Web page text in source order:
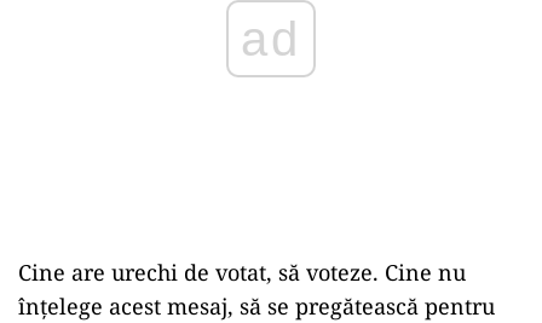
ad
Cine are urechi de votat, să voteze. Cine nu
înțelege acest mesaj, să se pregătească pentru